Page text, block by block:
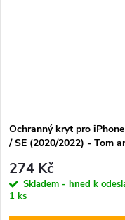
Ochranný kryt pro
/ SE (2020/2022) - Tom
274 Kč
Skladem - hned k
1 ks